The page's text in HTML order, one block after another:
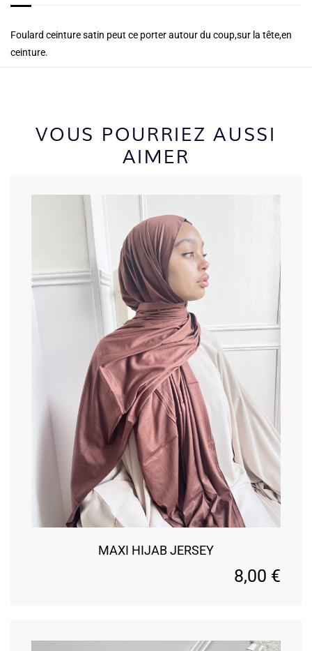
Foulard ceinture satin peut ce porter autour du coup,sur la tête,en
ceinture.
VOUS POURRIEZ AUSSI
AIMER
MAXI HIJAB JERSEY
8,00 €